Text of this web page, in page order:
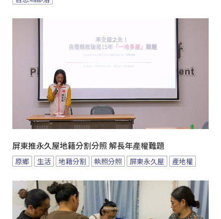
屏東推永久屋地籍分割分照 解長年產權難題
原鄉 生活 地籍分割 執照分照 屏東永久屋 產地權